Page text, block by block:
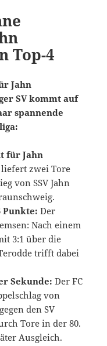
Top-4
Jahn
SV kommt auf
spannende
für Jahn
zwei Tore
von SSV Jahn
Punkte: Der
Nach einem
3:1 über die
trifft dabei
Sekunde: Der FC
von
den SV
Tore in der 80.
Ausgleich.